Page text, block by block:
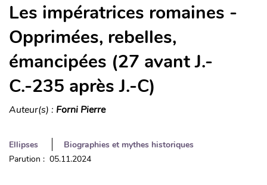
Les impératrices romaines -
Opprimées, rebelles,
émancipées (27 avant J.-
C.-235 après J.-C)
Auteur(s) : Forni Pierre
Ellipses
Biographies et mythes historiques
Parution : 05.11.2024